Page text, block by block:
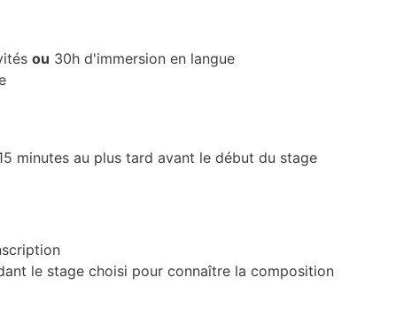
ou 30h d'immersion en langue
minutes au plus tard avant le début du stage
le stage choisi pour connaître la composition